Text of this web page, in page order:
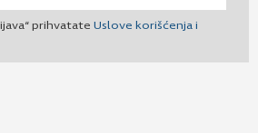
prihvatate Uslove korišćenja i